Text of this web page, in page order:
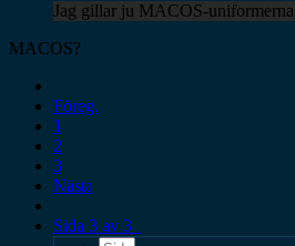
Jag gillar ju MACOS-uniformerna
MACOS?
Föreg.
1
2
3
Nästa
Sida 3 av 3